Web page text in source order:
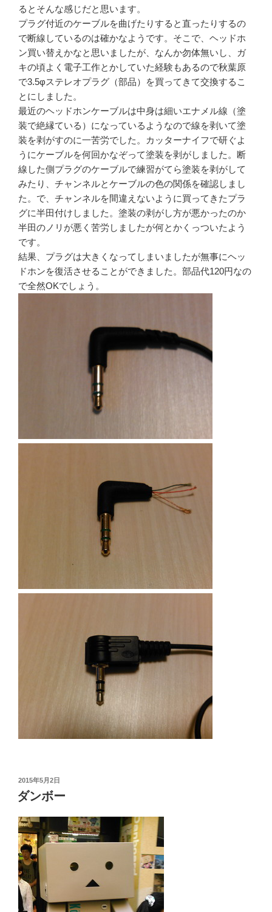
るとそんな感じだと思います。
プラグ付近のケーブルを曲げたりすると直ったりするの
で断線しているのは確かなようです。そこで、ヘッドホ
ン買い替えかなと思いましたが、なんか勿体無いし、ガ
キの頃よく電子工作とかしていた経験もあるので秋葉原
で3.5φステレオプラグ（部品）を買ってきて交換するこ
とにしました。
最近のヘッドホンケーブルは中身は細いエナメル線（塗
装で絶縁ている）になっているようなので線を剥いて塗
装を剥がすのに一苦労でした。カッターナイフで研ぐよ
うにケーブルを何回かなぞって塗装を剥がしました。断
線した側プラグのケーブルで練習がてら塗装を剥がして
みたり、チャンネルとケーブルの色の関係を確認しまし
た。で、チャンネルを間違えないように買ってきたプラ
グに半田付けしました。塗装の剥がし方が悪かったのか
半田のノリが悪く苦労しましたが何とかくっついたよう
です。
結果、プラグは大きくなってしまいましたが無事にヘッ
ドホンを復活させることができました。部品代120円なの
で全然OKでしょう。
投
稿
日:
2015年5月2日
ダンボー